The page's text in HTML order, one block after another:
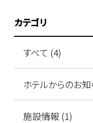
カテゴリ
すべて (4)
ホテルからのお
施設情報 (1)